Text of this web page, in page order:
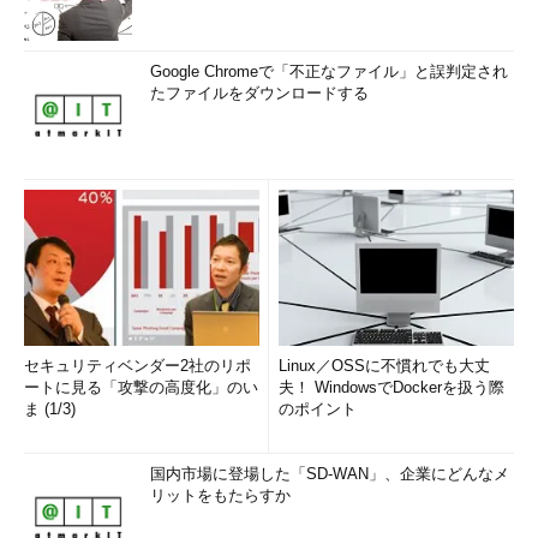
Google Chromeで「不正なファイル」と誤判定され
たファイルをダウンロードする
セキュリティベンダー2社のリポ
ートに見る「攻撃の高度化」のい
ま (1/3)
Linux／OSSに不慣れでも大丈
夫！ WindowsでDockerを扱う際
のポイント
国内市場に登場した「SD-WAN」、企業にどんなメ
リットをもたらすか